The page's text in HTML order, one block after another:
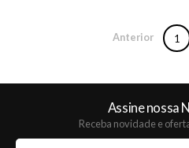
Anterior 1
Assine nossa
Receba novidade e